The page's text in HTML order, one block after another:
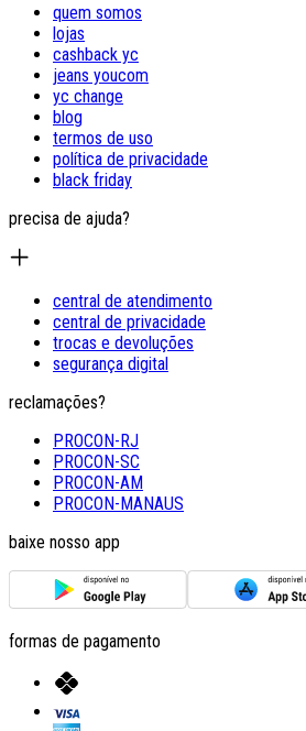
quem somos
lojas
cashback yc
jeans youcom
yc change
blog
termos de uso
política de privacidade
black friday
precisa de ajuda?
central de atendimento
central de privacidade
trocas e devoluções
segurança digital
reclamações?
PROCON-RJ
PROCON-SC
PROCON-AM
PROCON-MANAUS
baixe nosso app
formas de pagamento